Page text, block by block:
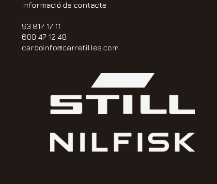
Informació de contacte
93 817 17 11
600 47 12 48
carboinfo@carretilles.com